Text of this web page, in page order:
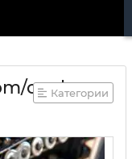
opel-Категории